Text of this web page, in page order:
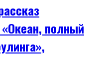
полный